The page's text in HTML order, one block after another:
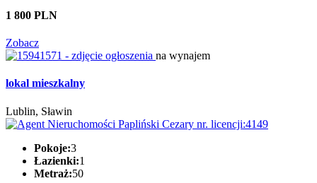
1 800 PLN
Zobacz
na wynajem
lokal mieszkalny
Lublin, Sławin
Pokoje:3
Łazienki:1
Metraż:50